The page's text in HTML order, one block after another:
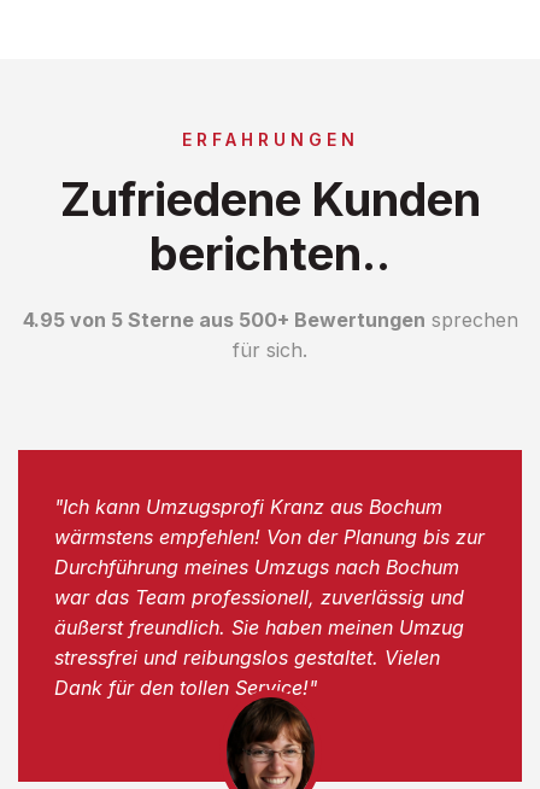
ERFAHRUNGEN
Zufriedene Kunden
berichten..
4.95 von 5 Sterne aus 500+ Bewertungen sprechen
für sich.
"Ich kann Umzugsprofi Kranz aus Bochum
wärmstens empfehlen! Von der Planung bis zur
Durchführung meines Umzugs nach Bochum
war das Team professionell, zuverlässig und
äußerst freundlich. Sie haben meinen Umzug
stressfrei und reibungslos gestaltet. Vielen
Dank für den tollen Service!"